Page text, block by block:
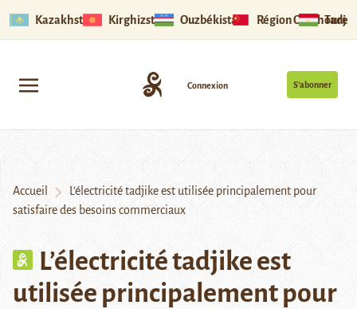
Kazakhstan Kirghizstan Ouzbékistan Région Ouïghoure
S’abonner
Connexion
Accueil
L’électricité tadjike est utilisée principalement pour
satisfaire des besoins commerciaux
L’électricité tadjike est
utilisée principalement pour